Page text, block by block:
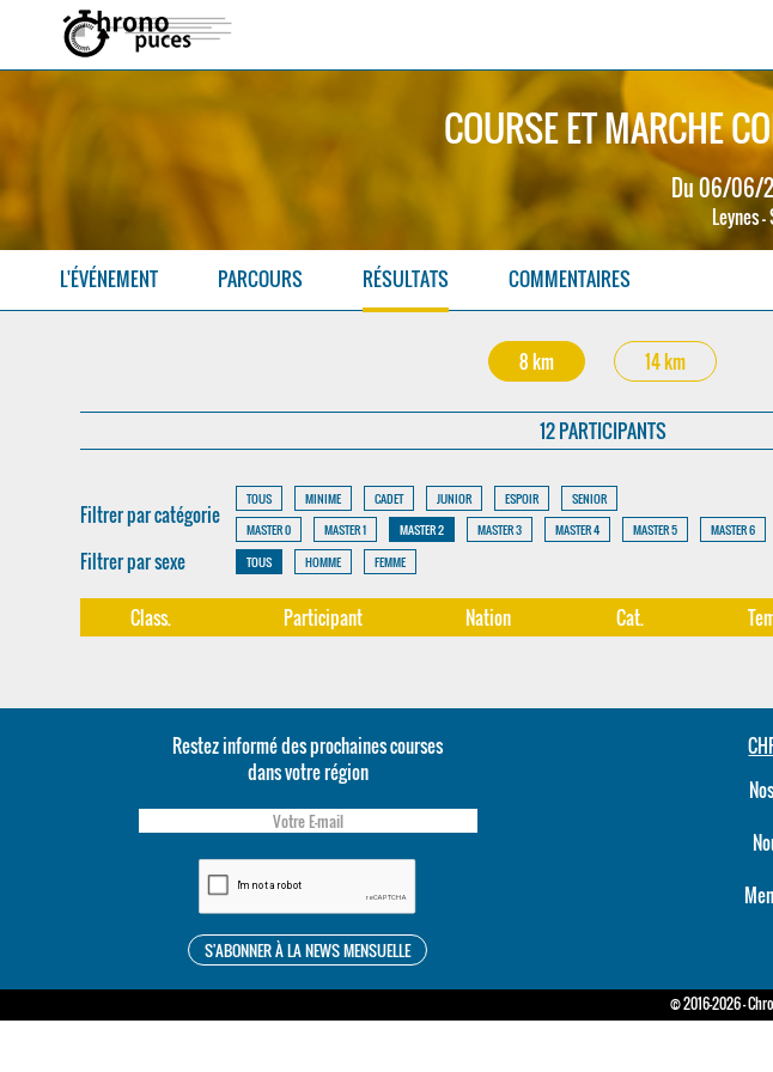
COURSE ET MARCHE
Du 06/06/
Leynes
L'ÉVÉNEMENT PARCOURS RÉSULTATS COMMENTAIRES
8 km 14 km
12 PARTICIPANTS
Filtrer par catégorie
TOUS MINIME CADET JUNIOR ESPOIR
SENIOR
MASTER 0
MASTER 1 MASTER 2 MASTER 3 MASTER 4 MASTER 5 MASTER 6
Filtrer par sexe TOUS HOMME FEMME
Class. Participant Nation Cat.
Restez informé des prochaines courses
dans votre région
© 2016-2026 -